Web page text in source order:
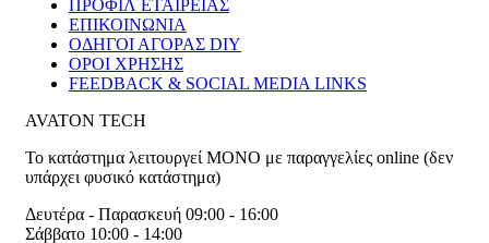
ΠΡΟΦΙΛ ΕΤΑΙΡΕΙΑΣ
ΕΠΙΚΟΙΝΩΝΙΑ
ΟΔΗΓΟΙ ΑΓΟΡΑΣ DIY
ΟΡΟΙ ΧΡΗΣΗΣ
FEEDBACK & SOCIAL MEDIA LINKS
AVATON TECH
Το κατάστημα λειτουργεί ΜΟΝΟ με παραγγελίες online (δεν
υπάρχει φυσικό κατάστημα)
Δευτέρα - Παρασκευή 09:00 - 16:00
Σάββατο 10:00 - 14:00